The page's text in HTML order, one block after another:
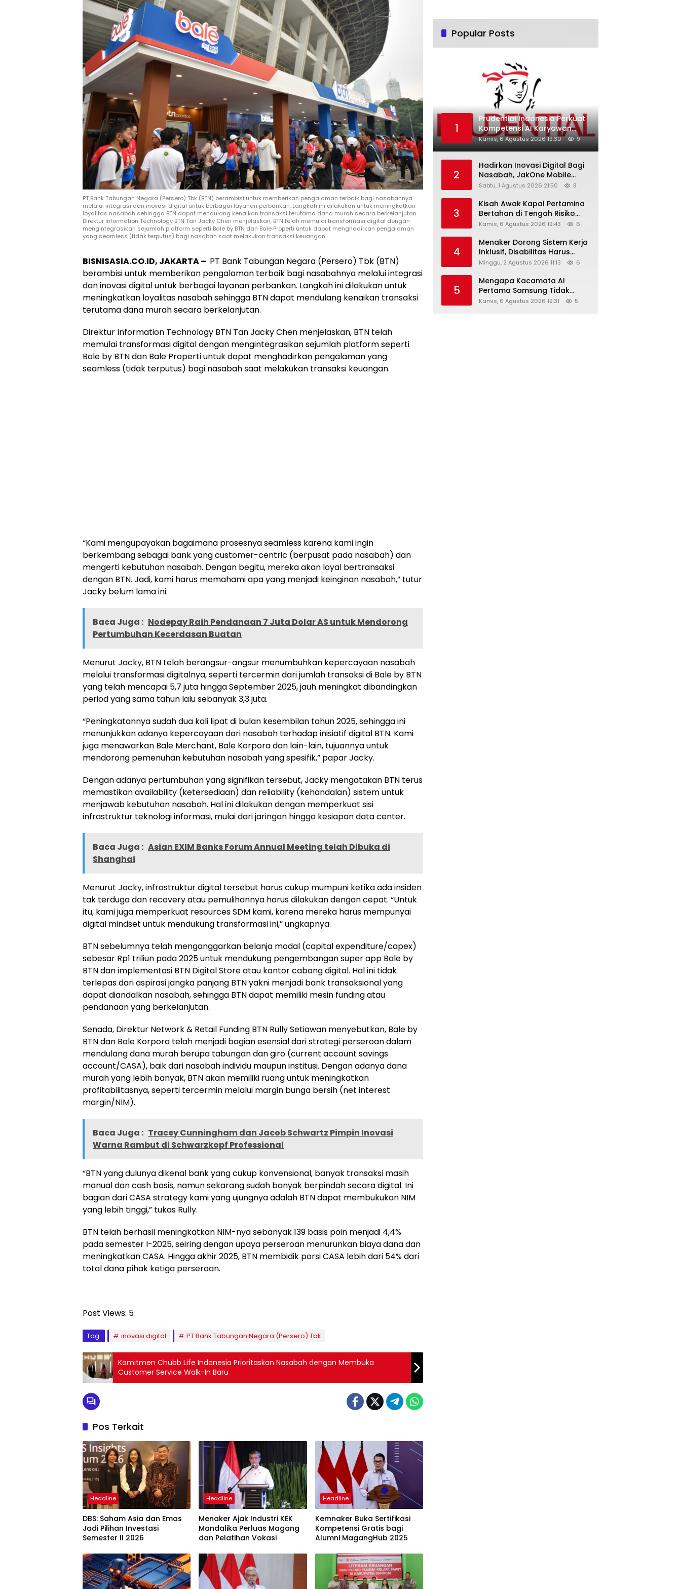
PT Bank Tabungan Negara (Persero) Tbk (BTN) berambisi untuk memberikan pengalaman terbaik bagi nasabahnya
melalui integrasi dan inovasi digital untuk berbagai layanan perbankan. Langkah ini dilakukan untuk meningkatkan
loyalitas nasabah sehingga BTN dapat mendulang kenaikan transaksi terutama dana murah secara berkelanjutan.
Direktur Information Technology BTN Tan Jacky Chen menjelaskan, BTN telah memulai transformasi digital dengan
mengintegrasikan sejumlah platform seperti Bale by BTN dan Bale Properti untuk dapat menghadirkan pengalaman
yang seamless (tidak terputus) bagi nasabah saat melakukan transaksi keuangan
BISNISASIA.CO.ID, JAKARTA – PT Bank Tabungan Negara (Persero) Tbk (BTN)
berambisi untuk memberikan pengalaman terbaik bagi nasabahnya melalui integrasi
dan inovasi digital untuk berbagai layanan perbankan. Langkah ini dilakukan untuk
meningkatkan loyalitas nasabah sehingga BTN dapat mendulang kenaikan transaksi
terutama dana murah secara berkelanjutan.
Direktur Information Technology BTN Tan Jacky Chen menjelaskan, BTN telah
memulai transformasi digital dengan mengintegrasikan sejumlah platform seperti
Bale by BTN dan Bale Properti untuk dapat menghadirkan pengalaman yang
seamless (tidak terputus) bagi nasabah saat melakukan transaksi keuangan.
“Kami mengupayakan bagaimana prosesnya seamless karena kami ingin
berkembang sebagai bank yang customer-centric (berpusat pada nasabah) dan
mengerti kebutuhan nasabah. Dengan begitu, mereka akan loyal bertransaksi
dengan BTN. Jadi, kami harus memahami apa yang menjadi keinginan nasabah,” tutur
Jacky belum lama ini.
Baca Juga : Nodepay Raih Pendanaan 7 Juta Dolar AS untuk Mendorong
Pertumbuhan Kecerdasan Buatan
Menurut Jacky, BTN telah berangsur-angsur menumbuhkan kepercayaan nasabah
melalui transformasi digitalnya, seperti tercermin dari jumlah transaksi di Bale by BTN
yang telah mencapai 5,7 juta hingga September 2025, jauh meningkat dibandingkan
period yang sama tahun lalu sebanyak 3,3 juta.
“Peningkatannya sudah dua kali lipat di bulan kesembilan tahun 2025, sehingga ini
menunjukkan adanya kepercayaan dari nasabah terhadap inisiatif digital BTN. Kami
juga menawarkan Bale Merchant, Bale Korpora dan lain-lain, tujuannya untuk
mendorong pemenuhan kebutuhan nasabah yang spesifik,” papar Jacky.
Dengan adanya pertumbuhan yang signifikan tersebut, Jacky mengatakan BTN terus
memastikan availability (ketersediaan) dan reliability (kehandalan) sistem untuk
menjawab kebutuhan nasabah. Hal ini dilakukan dengan memperkuat sisi
infrastruktur teknologi informasi, mulai dari jaringan hingga kesiapan data center.
Baca Juga : Asian EXIM Banks Forum Annual Meeting telah Dibuka di
Shanghai
Menurut Jacky, infrastruktur digital tersebut harus cukup mumpuni ketika ada insiden
tak terduga dan recovery atau pemulihannya harus dilakukan dengan cepat. “Untuk
itu, kami juga memperkuat resources SDM kami, karena mereka harus mempunyai
digital mindset untuk mendukung transformasi ini,” ungkapnya.
BTN sebelumnya telah menganggarkan belanja modal (capital expenditure/capex)
sebesar Rp1 triliun pada 2025 untuk mendukung pengembangan super app Bale by
BTN dan implementasi BTN Digital Store atau kantor cabang digital. Hal ini tidak
terlepas dari aspirasi jangka panjang BTN yakni menjadi bank transaksional yang
dapat diandalkan nasabah, sehingga BTN dapat memiliki mesin funding atau
pendanaan yang berkelanjutan.
Senada, Direktur Network & Retail Funding BTN Rully Setiawan menyebutkan, Bale by
BTN dan Bale Korpora telah menjadi bagian esensial dari strategi perseroan dalam
mendulang dana murah berupa tabungan dan giro (current account savings
account/CASA), baik dari nasabah individu maupun institusi. Dengan adanya dana
murah yang lebih banyak, BTN akan memiliki ruang untuk meningkatkan
profitabilitasnya, seperti tercermin melalui margin bunga bersih (net interest
margin/NIM).
Baca Juga : Tracey Cunningham dan Jacob Schwartz Pimpin Inovasi
Warna Rambut di Schwarzkopf Professional
“BTN yang dulunya dikenal bank yang cukup konvensional, banyak transaksi masih
manual dan cash basis, namun sekarang sudah banyak berpindah secara digital. Ini
bagian dari CASA strategy kami yang ujungnya adalah BTN dapat membukukan NIM
yang lebih tinggi,” tukas Rully.
BTN telah berhasil meningkatkan NIM-nya sebanyak 139 basis poin menjadi 4,4%
pada semester I-2025, seiring dengan upaya perseroan menurunkan biaya dana dan
meningkatkan CASA. Hingga akhir 2025, BTN membidik porsi CASA lebih dari 54% dari
total dana pihak ketiga perseroan.
Post Views: 5
Tag: inovasi digital PT Bank Tabungan Negara (Persero) Tbk
Komitmen Chubb Life Indonesia Prioritaskan Nasabah dengan Membuka
Pos Terkait
Headline
DBS: Saham Asia dan Emas
Jadi Pilihan Investasi
Semester II 2026
Headline
Menaker Ajak Industri KEK
Mandalika Perluas Magang
dan Pelatihan Vokasi
Headline
Kemnaker Buka Sertifikasi
Kompetensi Gratis bagi
Alumni MagangHub 2025
Popular Posts
1
Prudential Indonesia Perkuat
Kompetensi AI Karyawan
Lewat AI Week
Kamis, 6 Agustus 2026 19:30 9
2
Hadirkan Inovasi Digital Bagi
Nasabah, JakOne Mobile
Antar Bank Jakarta Sukses
Awards 2026
Sabtu, 1 Agustus 2026 21:50 8
3
Kisah Awak Kapal Pertamina
Bertahan di Tengah Risiko
Pelayaran Selat Hormuz
Kamis, 6 Agustus 2026 19:43 6
4
Menaker Dorong Sistem Kerja
Inklusif, Disabilitas Harus
Dapat Kesempatan Setara
Minggu, 2 Agustus 2026 11:13 6
5
Mengapa Kacamata AI
Pertama Samsung Tidak
Dibekali Layar?
Kamis, 6 Agustus 2026 19:31 5